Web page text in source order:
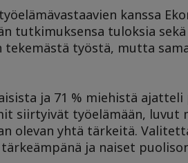
kanssa
tutkimuksensa tuloksia
työstä, mutta
ja 71 % miehistä
siirtyivät työelämään, luvut
olevan yhtä tärkeitä.
ja naiset